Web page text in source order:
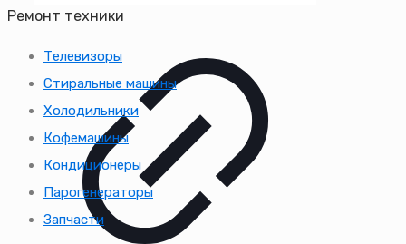
Ремонт техники
Телевизоры
Стиральные машины
Холодильники
Кофемашины
Кондиционеры
Парогенераторы
Запчасти